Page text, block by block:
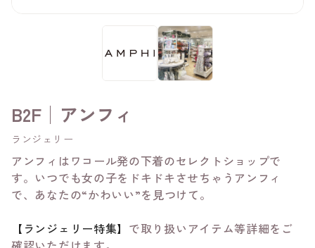
B2F│アンフィ
ランジェリー
アンフィはワコール発の下着のセレクトショップで
す。いつでも女の子をドキドキさせちゃうアンフィ
で、あなたの“かわいい”を見つけて。
【ランジェリー特集】 で取り扱いアイテム等詳細をご